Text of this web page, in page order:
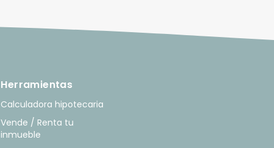
Herramientas
Calculadora hipotecaria
Vende / Renta tu
inmueble